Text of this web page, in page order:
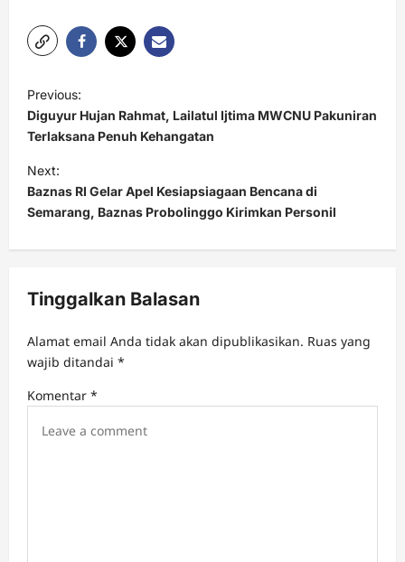
o
s
t
n
a
v
g
a
t
i
Previous:
Diguyur Hujan Rahmat, Lailatul Ijtima MWCNU Pakuniran
Terlaksana Penuh Kehangatan
Next:
Baznas RI Gelar Apel Kesiapsiagaan Bencana di
Semarang, Baznas Probolinggo Kirimkan Personil
Tinggalkan Balasan
Alamat email Anda tidak akan dipublikasikan. Ruas yang
wajib ditandai *
Komentar *